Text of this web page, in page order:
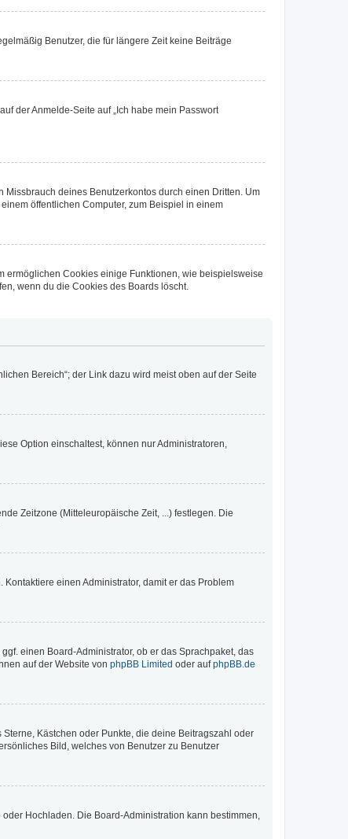
Benutzer, die für längere Zeit keine Beiträge
der Anmelde-Seite auf „Ich habe mein Passwort
deines Benutzerkontos durch einen Dritten. Um
öffentlichen Computer, zum Beispiel in einem
ermöglichen Cookies einige Funktionen, wie beispielsweise
wenn du die Cookies des Boards löscht.
Bereich“; der Link dazu wird meist oben auf der Seite
Option einschaltest, können nur Administratoren,
Zeitzone (Mitteleuropäische Zeit, ...) festlegen. Die
einen Administrator, damit er das Problem
einen Board-Administrator, ob er das Sprachpaket, das
auf der Website von phpBB Limited oder aufphpBB.de
Kästchen oder Punkte, die deine Beitragszahl oder
Bild, welches von Benutzer zu Benutzer
Hochladen. Die Board-Administration kann bestimmen,